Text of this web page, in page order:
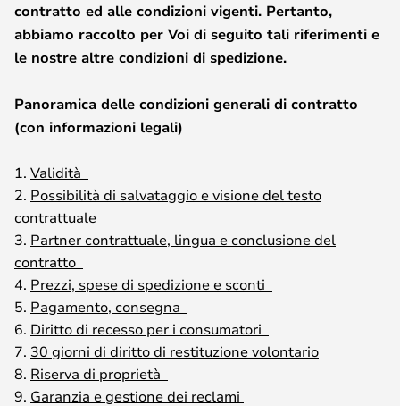
contratto ed alle condizioni vigenti. Pertanto,
abbiamo raccolto per Voi di seguito tali riferimenti e
le nostre altre condizioni di spedizione.
Panoramica delle condizioni generali di contratto
(con informazioni legali)
1. Validità
2. Possibilità di salvataggio e visione del testo
contrattuale
3. Partner contrattuale, lingua e conclusione del
contratto
4. Prezzi, spese di spedizione e sconti
5. Pagamento, consegna
6. Diritto di recesso per i consumatori
7. 30 giorni di diritto di restituzione volontario
8. Riserva di proprietà
9. Garanzia e gestione dei reclami